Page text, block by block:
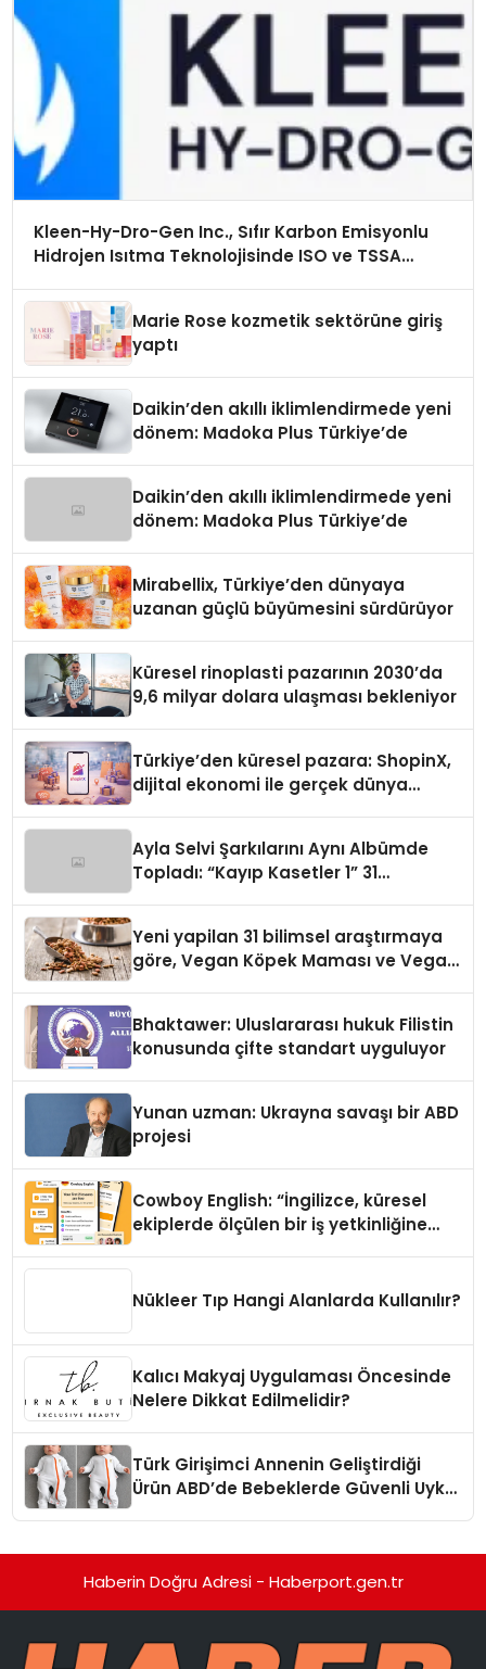
Kleen-Hy-Dro-Gen Inc., Sıfır Karbon Emisyonlu
Hidrojen Isıtma Teknolojisinde ISO ve TSSA
Marie Rose kozmetik sektörüne giriş
yaptı
Daikin’den akıllı iklimlendirmede yeni
dönem: Madoka Plus Türkiye’de
Daikin’den akıllı iklimlendirmede yeni
dönem: Madoka Plus Türkiye’de
Mirabellix, Türkiye’den dünyaya
uzanan güçlü büyümesini sürdürüyor
Küresel rinoplasti pazarının 2030’da
9,6 milyar dolara ulaşması bekleniyor
Türkiye’den küresel pazara: ShopinX,
dijital ekonomi ile gerçek dünya
Ayla Selvi Şarkılarını Aynı Albümde
Topladı: “Kayıp Kasetler 1” 31
Yeni yapilan 31 bilimsel araştırmaya
göre, Vegan Köpek Maması ve Vegan
Bhaktawer: Uluslararası hukuk Filistin
konusunda çifte standart uyguluyor
Yunan uzman: Ukrayna savaşı bir ABD
projesi
Cowboy English: “İngilizce, küresel
ekiplerde ölçülen bir iş yetkinliğine
Nükleer Tıp Hangi Alanlarda Kullanılır?
Kalıcı Makyaj Uygulaması Öncesinde
Nelere Dikkat Edilmelidir?
Türk Girişimci Annenin Geliştirdiği
Ürün ABD’de Bebeklerde Güvenli Uyku
Haberin Doğru Adresi - Haberport.gen.tr